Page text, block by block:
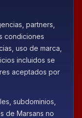
partners,
condiciones
uso de marca,
incluidos se
aceptados por
subdominios,
de Marsans no